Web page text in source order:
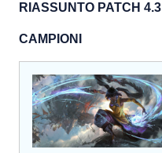
RIASSUNTO PATCH 4.3
CAMPIONI